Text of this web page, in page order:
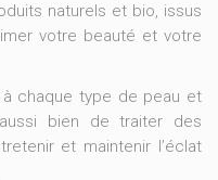
naturels et bio, issus
votre beauté et votre
chaque type de peau et
bien de traiter des
et maintenir l’éclat